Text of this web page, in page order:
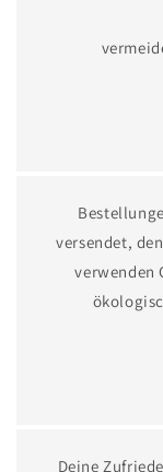
versendet,
verwenden
Deine